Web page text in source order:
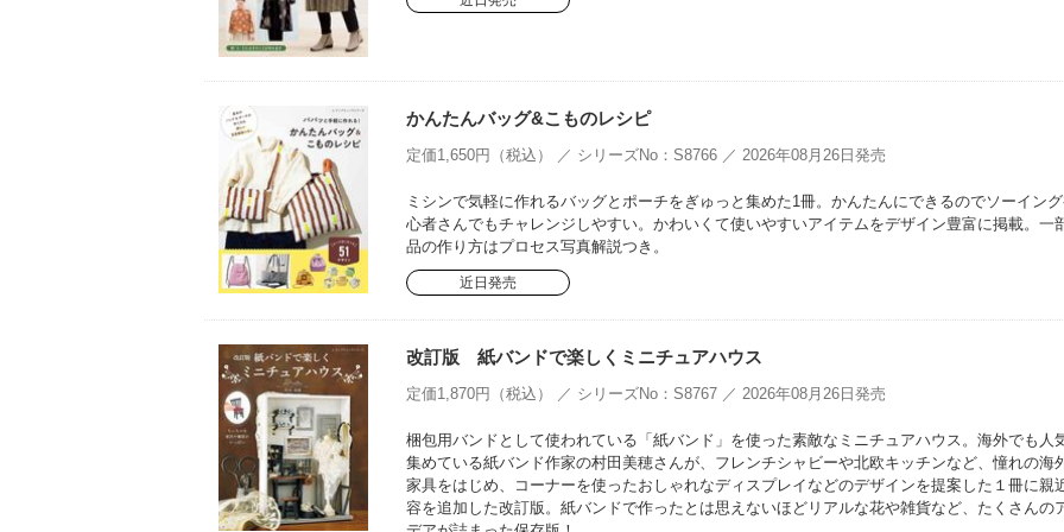
かんたんバッグ&こものレシピ
定価1,650円（税込） ／ シリーズNo：S8766 ／ 2026年08月26日発売
ミシンで気軽に作れるバッグとポーチをぎゅっと集めた1冊。かんたんにできるのでソーイン
心者さんでもチャレンジしやすい。かわいくて使いやすいアイテムをデザイン豊富に掲載。一
品の作り方はプロセス写真解説つき。
近日発売
改訂版 紙バンドで楽しくミニチュアハウス
定価1,870円（税込） ／ シリーズNo：S8767 ／ 2026年08月26日発売
梱包用バンドとして使われている「紙バンド」を使った素敵なミニチュアハウス。海外でも人
集めている紙バンド作家の村田美穂さんが、フレンチシャビーや北欧キッチンなど、憧れの海
家具をはじめ、コーナーを使ったおしゃれなディスプレイなどのデザインを提案した１冊に親
容を追加した改訂版。紙バンドで作ったとは思えないほどリアルな花や雑貨など、たくさんの